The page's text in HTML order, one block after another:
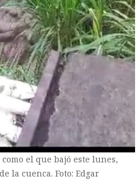
el que bajó este lunes,
la cuenca. Foto: Edgar